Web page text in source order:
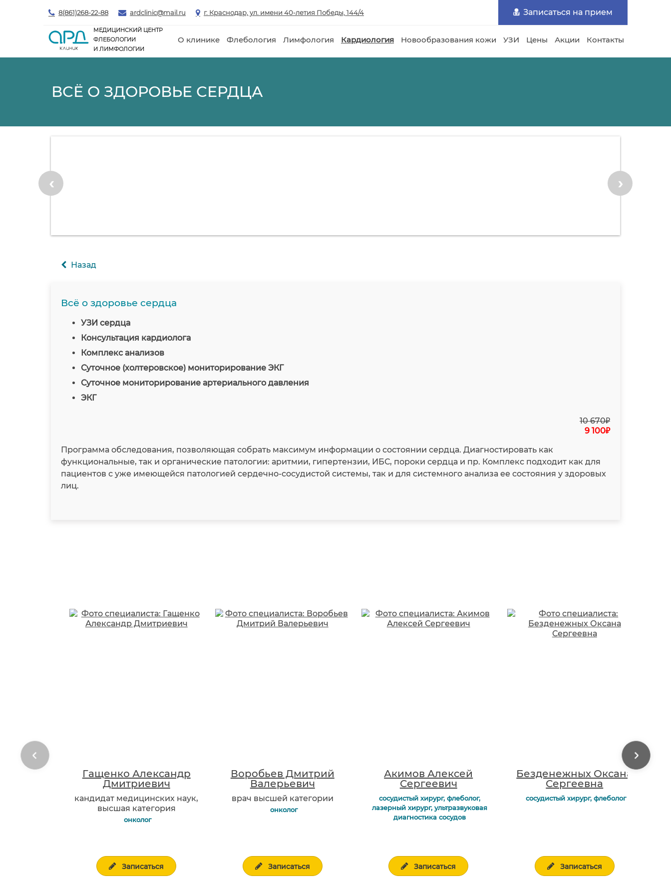
8(861)268-22-88 ardclinic@mail.ru г. Краснодар, ул. имени 40-летия Победы, 144/4 Записаться на прием
МЕДИЦИНСКИЙ ЦЕНТР
ФЛЕБОЛОГИИ
И ЛИМФОЛОГИИ
О клинике Флебология Лимфология Кардиология Новообразования кожи УЗИ Цены Акции Контакты
ВСЁ О ЗДОРОВЬЕ СЕРДЦА
‹ ›
Назад
Всё о здоровье сердца
УЗИ сердца
Консультация кардиолога
Комплекс анализов
Суточное (холтеровское) мониторирование ЭКГ
Суточное мониторирование артериального давления
ЭКГ
10 670₽
9 100₽
Программа обследования, позволяющая собрать максимум информации о состоянии сердца. Диагностировать как
функциональные, так и органические патологии: аритмии, гипертензии, ИБС, пороки сердца и пр. Комплекс подходит как для
пациентов с уже имеющейся патологией сердечно-сосудистой системы, так и для системного анализа ее состояния у здоровых
лиц.
Гащенко Александр
Дмитриевич
кандидат медицинских наук,
высшая категория
онколог
Записаться
Воробьев Дмитрий
Валерьевич
врач высшей категории
онколог
Записаться
Акимов Алексей
Сергеевич
cосудистый хирург, флеболог,
лазерный хирург, ультразвуковая
диагностика сосудов
Записаться
Безденежных Оксана
Сергеевна
сосудистый хирург, флеболог
Записаться